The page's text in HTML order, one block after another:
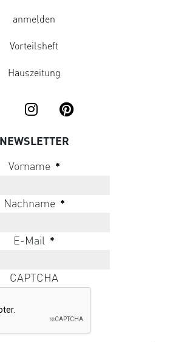
anmelden
Vorteilsheft
Hauszeitung
NEWSLETTER
Vorname *
Nachname *
E-Mail *
CAPTCHA